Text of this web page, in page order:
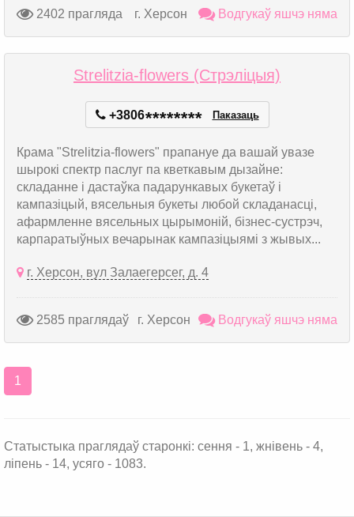
2402 прагляда г. Херсон Водгукаў яшчэ няма
Strelitzia-flowers (Стрэліцыя)
+3806******** Паказаць
Крама "Strelitzia-flowers" прапануе да вашай увазе
шырокі спектр паслуг па кветкавым дызайне:
складанне і дастаўка падарункавых букетаў і
кампазіцый, вясельныя букеты любой складанасці,
афармленне вясельных цырымоній, бізнес-сустрэч,
карпаратыўных вечарынак кампазіцыямі з жывых...
г. Херсон, вул Залаегерсег, д. 4
2585 праглядаў г. Херсон Водгукаў яшчэ няма
1
Статыстыка праглядаў старонкі: сення - 1, жнівень - 4,
ліпень - 14, усяго - 1083.